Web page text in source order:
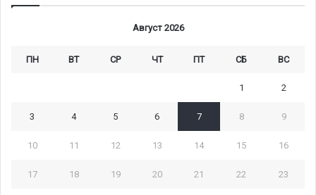
Август 2026
ПН ВТ СР ЧТ ПТ СБ ВС
1 2
3 4 5 6 7 8 9
10 11 12 13 14 15 16
17 18 19 20 21 22 23